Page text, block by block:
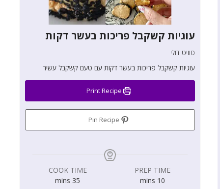
עוגיות קשקבל פריכות בעשר דקות
סוויט דולי
עוגיות קשקבל פריכות בעשר דקות עם טעם קשקבל עשיר
PREP TIME
10
mins
COOK TIME
35
mins